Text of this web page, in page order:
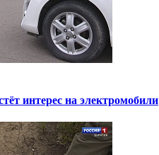
интерес на электромобили